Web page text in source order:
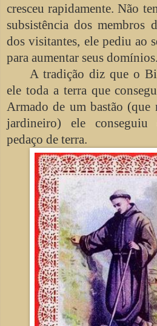
cresceu rapidamente. Não
subsistência dos membros
dos visitantes, ele pediu ao
para aumentar seus domínios.
A tradição diz que o
ele toda a terra que
Armado de um bastão
jardineiro) ele conseguiu
pedaço de terra.